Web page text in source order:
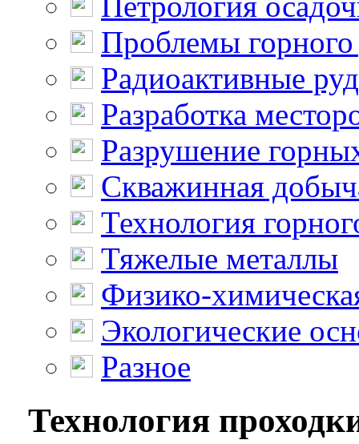
Проблемы горного
Радиоактивные
Разработка
Разрушение
Скважинная
Технология
Тяжелые металлы
Физико-
Экологические
Разное
Технология